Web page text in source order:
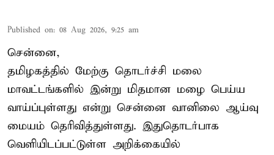
Published on: 08 Aug 2026, 9:25 am
சென்னை,
தமிழகத்தில் மேற்கு தொடர்ச்சி மலை
மாவட்டங்களில் இன்று மிதமான மழை பெய்ய
வாய்ப்புள்ளது என்று சென்னை வானிலை ஆய்வு
மையம் தெரிவித்துள்ளது. இதுதொடர்பாக
வெளியிடப்பட்டுள்ள அறிக்கையில்